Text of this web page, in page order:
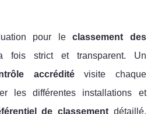
pour leclassement des
strict et transparent. Un
accréditévisite chaque
les différentes installations et
de classement détaillé.